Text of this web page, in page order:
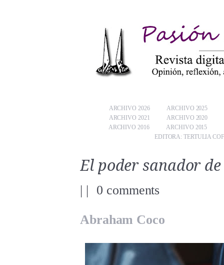
ARCHIVO 2026
ARCHIVO 2025
ARCHIVO 2021
ARCHIVO 2020
ARCHIVO 2016
ARCHIVO 2015
EDITORA: TERTULIA
El poder sanador
| | 0 comments
Abraham Coco